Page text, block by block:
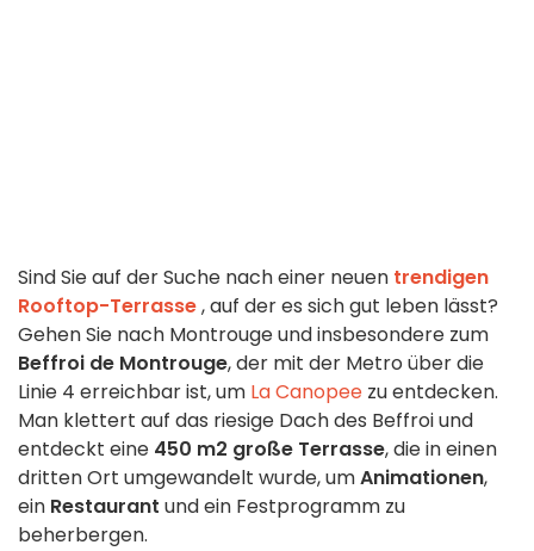
Sind Sie auf der Suche nach einer neuen trendigen
Rooftop-Terrasse, auf der es sich gut leben lässt?
Gehen Sie nach Montrouge und insbesondere zum
Beffroi de Montrouge, der mit der Metro über die
Linie 4 erreichbar ist, um La Canopee zu entdecken.
Man klettert auf das riesige Dach des Beffroi und
entdeckt eine 450 m2 große Terrasse, die in einen
dritten Ort umgewandelt wurde, umAnimationen,
ein Restaurant und ein Festprogramm zu
beherbergen.